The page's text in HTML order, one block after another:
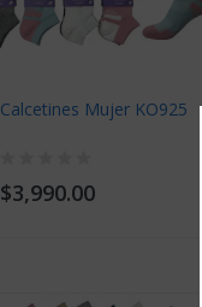
Calcetines Mujer KO925
$3,990.00